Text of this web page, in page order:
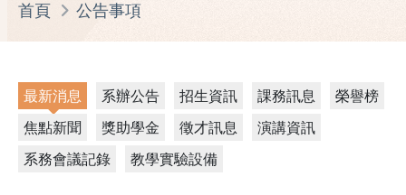
首頁 公告事項
最新消息 系辦公告 招生資訊 課務訊息
榮譽榜
焦點新聞
獎助學金 徵才訊息
演講資訊
系務會議記錄
教學實驗設備